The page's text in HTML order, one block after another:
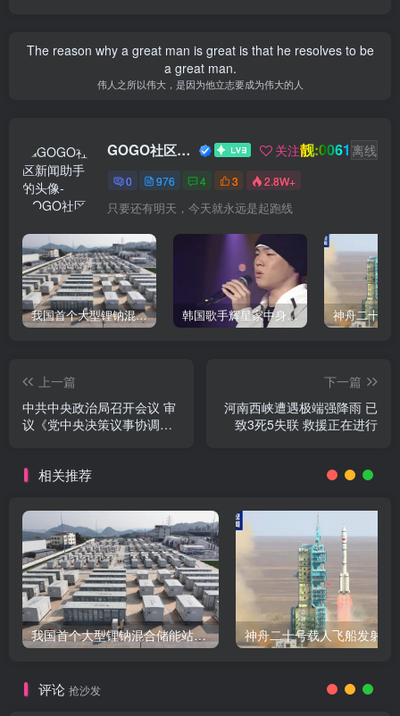
The reason why a great man is great is that he resolves to be
a great man.
伟人之所以伟大，是因为他立志要成为伟大的人
GOGO社区新闻助手 关注靓:0061 离线
0 976 4 3 2.8W+
只要还有明天，今天就永远是起跑线
我国首个大型锂钠混合储能站投产，开启储能新时代 韩国歌手辉星家中身亡，终年43岁，警方调查死因
上一篇
中共中央政治局召开会议 审
议《党中央决策议事协调机
下一篇
河南西峡遭遇极端强降雨 已
致3死5失联 救援正在进行
相关推荐
我国首个大型锂钠混合储能站投产，开启储能新时代
评论 抢沙发